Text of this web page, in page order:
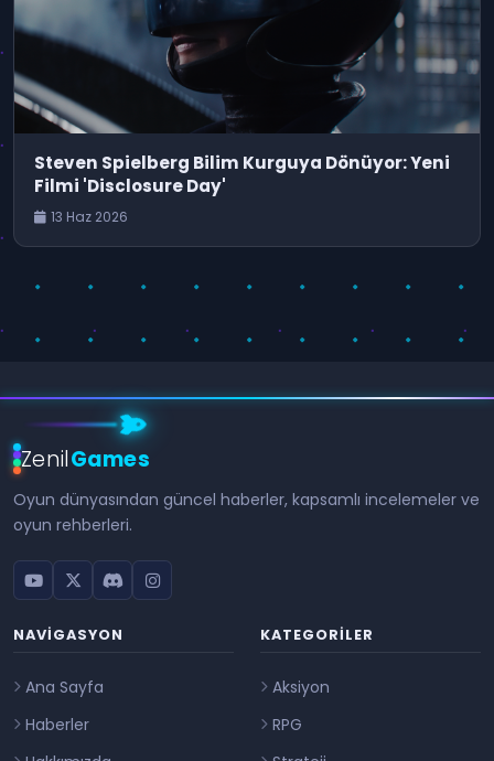
Steven Spielberg Bilim Kurguya Dönüyor: Yeni
Filmi 'Disclosure Day'
13 Haz 2026
ZenilGames
Oyun dünyasından güncel haberler, kapsamlı incelemeler ve
oyun rehberleri.
NAVIGASYON
Ana Sayfa
Haberler
KATEGORILER
Aksiyon
RPG